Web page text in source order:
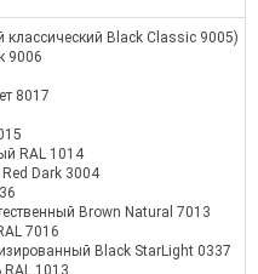
Black Classic 9005)
9006
8017
RAL 1014
Dark 3004
Brown Natural 7013
7016
Black StarLight 0337
RAL 1013